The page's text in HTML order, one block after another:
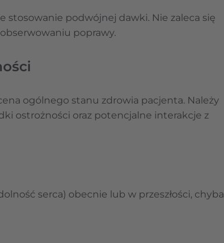
stosowanie podwójnej dawki. Nie zaleca się
poprawy.
ogólnego stanu zdrowia pacjenta. Należy
ostrożności oraz potencjalne interakcje z
serca) obecnie lub w przeszłości, chyba